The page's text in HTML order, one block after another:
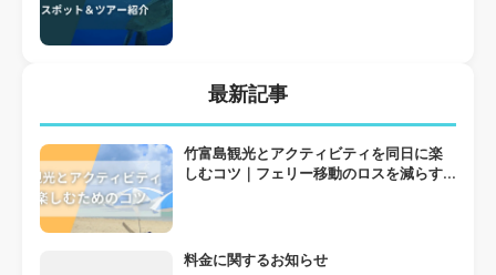
最新記事
竹富島観光とアクティビティを同日に楽
しむコツ｜フェリー移動のロスを減らす
料金に関するお知らせ